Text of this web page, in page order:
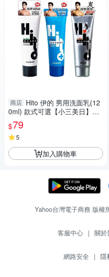
商店 Hito 伊的 男用洗面乳(12
0ml) 款式可選【小三美日】D8
70062 洗面乳 潔顏 潔面 洗臉
臉部清潔
$79
5
加入購物車
Yahoo台灣電子商務 版
客服中心 | 關於
網路安全 | 隱